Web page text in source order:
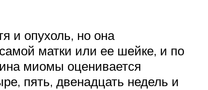
и опухоль, но она
матки или ее шейке, и по
миомы оценивается
пять, двенадцать недель и